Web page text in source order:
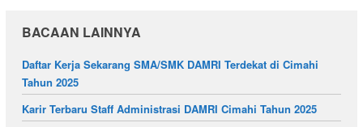
BACAAN LAINNYA
Daftar Kerja Sekarang SMA/SMK DAMRI Terdekat di Cimahi
Tahun 2025
Karir Terbaru Staff Administrasi DAMRI Cimahi Tahun 2025